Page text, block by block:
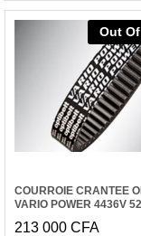
Out
COURROIE CRANTEE
VARIO POWER 4436V
213 000 CFA